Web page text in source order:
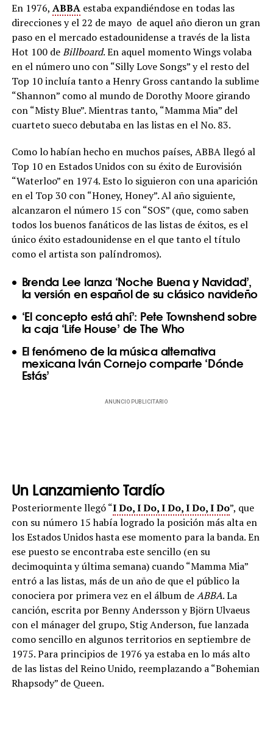
En 1976, ABBAestaba expandiéndose en todas las
direcciones y el 22 de mayo de aquel año dieron un gran
paso en el mercado estadounidense a través de la lista
Hot 100 deBillboard. En aquel momento Wings volaba
en el número uno con “Silly Love Songs” y el resto del
Top 10 incluía tanto a Henry Gross cantando la sublime
“Shannon” como al mundo de Dorothy Moore girando
con “Misty Blue”. Mientras tanto, “Mamma Mia” del
cuarteto sueco debutaba en las listas en el No. 83.
Como lo habían hecho en muchos países, ABBA llegó al
Top 10 en Estados Unidos con su éxito de Eurovisión
“Waterloo” en 1974. Esto lo siguieron con una aparición
en el Top 30 con “Honey, Honey”. Al año siguiente,
alcanzaron el número 15 con “SOS” (que, como saben
todos los buenos fanáticos de las listas de éxitos, es el
único éxito estadounidense en el que tanto el título
como el artista son palíndromos).
Brenda Lee lanza ‘Noche Buena y Navidad’,
la versión en español de su clásico navideño
‘El concepto está ahí’: Pete Townshend sobre
la caja ‘Life House’ de The Who
El fenómeno de la música alternativa
mexicana Iván Cornejo comparte ‘Dónde
Estás’
ANUNCIO PUBLICITARIO
Un Lanzamiento Tardío
Posteriormente llegó “I Do, I Do, I Do, I Do, I Do”, que
con su número 15 había logrado la posición más alta en
los Estados Unidos hasta ese momento para la banda. En
ese puesto se encontraba este sencillo (en su
decimoquinta y última semana) cuando “Mamma Mia”
entró a las listas, más de un año de que el público la
conociera por primera vez en el álbum deABBA. La
canción, escrita por Benny Andersson y Björn Ulvaeus
con el mánager del grupo, Stig Anderson, fue lanzada
como sencillo en algunos territorios en septiembre de
1975. Para principios de 1976 ya estaba en lo más alto
de las listas del Reino Unido, reemplazando a “Bohemian
Rhapsody” de Queen.